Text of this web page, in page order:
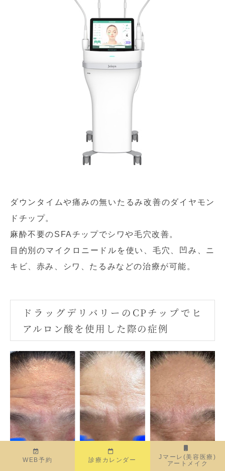
WEB予約 診療カレンダー
Jマーレ(美容医療)
アートメイク
ダウンタイムや痛みの無いたるみ改善のダイヤモン
ドチップ。
麻酔不要のSFAチップでシワや毛穴改善。
目的別のマイクロニードルを使い、毛穴、凹み、ニ
キビ、赤み、シワ、たるみなどの治療が可能。
ドラッグデリバリーのCPチップでヒ
アルロン酸を使用した際の症例